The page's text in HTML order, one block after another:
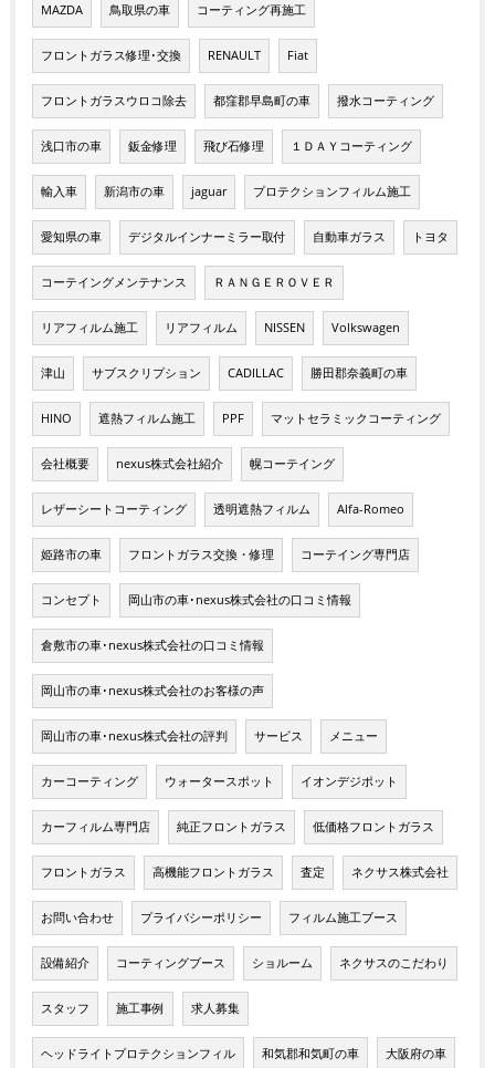
MAZDA 鳥取県の車 コーティング再施工
フロントガラス修理･交換 RENAULT Fiat
フロントガラスウロコ除去 都窪郡早島町の車 撥水コーティング
浅口市の車 鈑金修理 飛び石修理 １ＤＡＹコーティング
輸入車 新潟市の車 jaguar プロテクションフィルム施工
愛知県の車 デジタルインナーミラー取付 自動車ガラス トヨタ
コーテイングメンテナンス ＲＡＮＧＥＲＯＶＥＲ
リアフィルム施工 リアフィルム NISSEN Volkswagen
津山 サブスクリプション CADILLAC 勝田郡奈義町の車
HINO 遮熱フィルム施工 PPF マットセラミックコーティング
会社概要 nexus株式会社紹介 幌コーテイング
レザーシートコーティング 透明遮熱フィルム Alfa-Romeo
姫路市の車 フロントガラス交換・修理 コーテイング専門店
コンセプト 岡山市の車･nexus株式会社の口コミ情報
倉敷市の車･nexus株式会社の口コミ情報
岡山市の車･nexus株式会社のお客様の声
岡山市の車･nexus株式会社の評判 サービス メニュー
カーコーティング ウォータースポット イオンデジポット
カーフィルム専門店 純正フロントガラス 低価格フロントガラス
フロントガラス 高機能フロントガラス 査定 ネクサス株式会社
お問い合わせ プライバシーポリシー フィルム施工ブース
設備紹介 コーティングブース ショルーム ネクサスのこだわり
スタッフ 施工事例 求人募集
ヘッドライトプロテクションフィル 和気郡和気町の車 大阪府の車